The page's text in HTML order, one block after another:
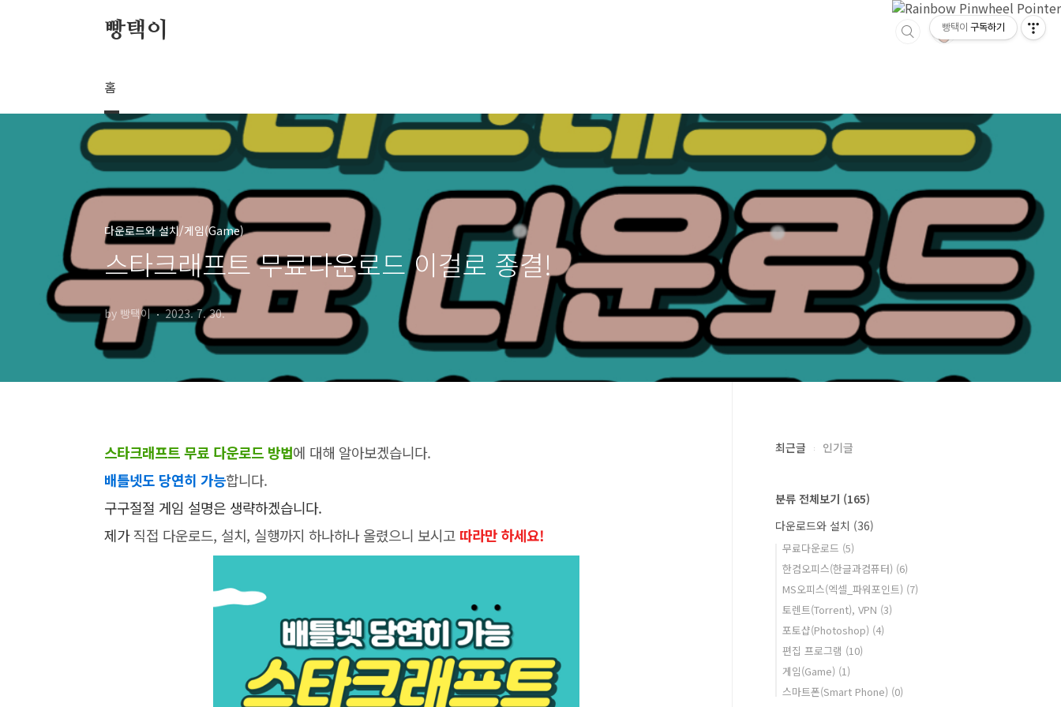
빵택이
홈
다운로드와 설치/게임(Game)
스타크래프트 무료다운로드 이걸로 종결!
by 빵택이 2023. 7. 30.
스타크래프트 무료 다운로드 방법에 대해 알아보겠습니다.
배틀넷도 당연히 가능합니다.
구구절절 게임 설명은 생략하겠습니다.
제가직접 다운로드, 설치, 실행까지 하나하나 올렸으니 보시고 따라만 하세요!
최근글 인기글
분류 전체보기 (165)
다운로드와 설치 (36)
무료다운로드 (5)
한컴오피스(한글과컴퓨터) (6)
MS오피스(엑셀_파워포인트) (7)
토렌트(Torrent), VPN (3)
포토샵(Photoshop) (4)
편집 프로그램 (10)
게임(Game) (1)
스마트폰(Smart Phone) (0)
빵택이 구독하기